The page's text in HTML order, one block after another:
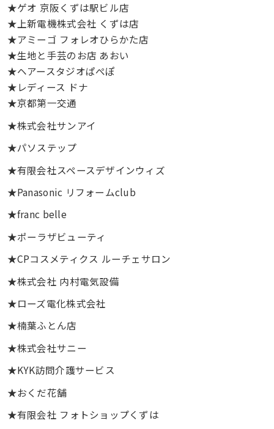
★ゲオ 京阪くずは駅ビル店
★上新電機株式会社 くずは店
★アミーゴ フォレオひらかた店
★生地と手芸のお店 あおい
★ヘアースタジオぱぺぽ
★レディース ドナ
★京都第一交通
★株式会社サンアイ
★パソステップ
★有限会社スペースデザインウィズ
★Panasonic リフォームclub
★franc belle
★ポーラザビューティ
★CPコスメティクス ルーチェサロン
★株式会社 内村電気設備
★ローズ電化株式会社
★楠葉ふとん店
★株式会社サニー
★KYK訪問介護サービス
★おくだ花舗
★有限会社 フォトショップくずは